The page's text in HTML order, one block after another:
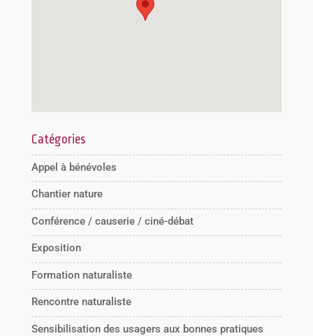
Catégories
Appel à bénévoles
Chantier nature
Conférence / causerie / ciné-débat
Exposition
Formation naturaliste
Rencontre naturaliste
Sensibilisation des usagers aux bonnes pratiques